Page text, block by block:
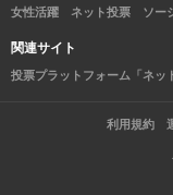
女性活躍 ネット投票 ソー
関連サイト
投票プラットフォーム「ネッ
利用規約